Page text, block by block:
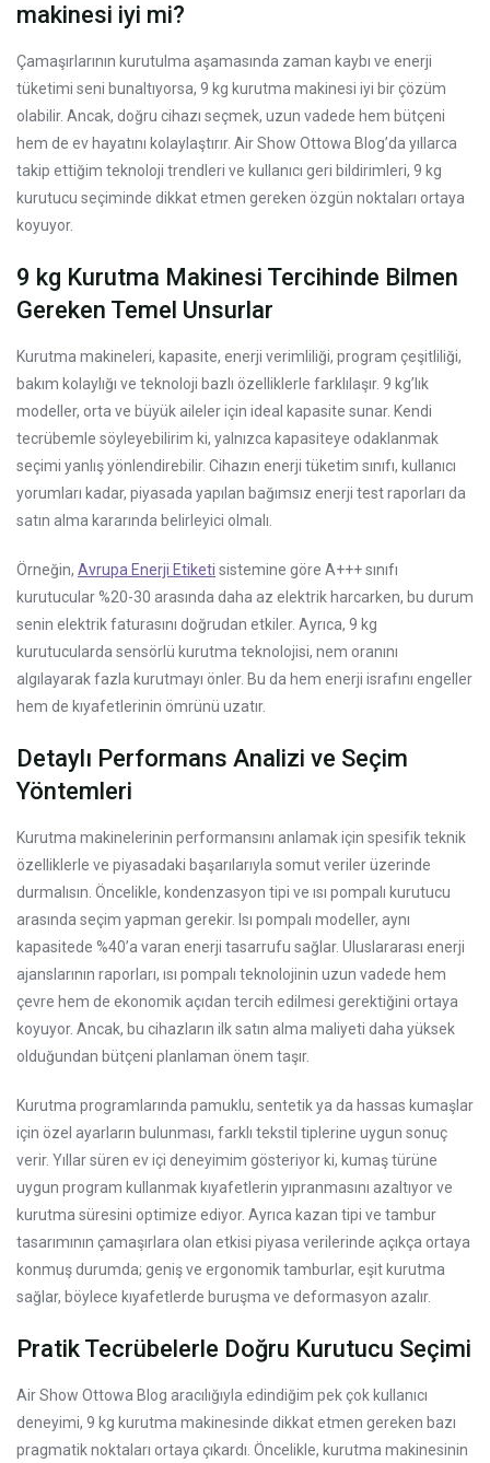
makinesi iyi mi?
Çamaşırlarının kurutulma aşamasında zaman kaybı ve enerji
tüketimi seni bunaltıyorsa, 9 kg kurutma makinesi iyi bir çözüm
olabilir. Ancak, doğru cihazı seçmek, uzun vadede hem bütçeni
hem de ev hayatını kolaylaştırır. Air Show Ottowa Blog’da yıllarca
takip ettiğim teknoloji trendleri ve kullanıcı geri bildirimleri, 9 kg
kurutucu seçiminde dikkat etmen gereken özgün noktaları ortaya
koyuyor.
9 kg Kurutma Makinesi Tercihinde Bilmen
Gereken Temel Unsurlar
Kurutma makineleri, kapasite, enerji verimliliği, program çeşitliliği,
bakım kolaylığı ve teknoloji bazlı özelliklerle farklılaşır. 9 kg’lık
modeller, orta ve büyük aileler için ideal kapasite sunar. Kendi
tecrübemle söyleyebilirim ki, yalnızca kapasiteye odaklanmak
seçimi yanlış yönlendirebilir. Cihazın enerji tüketim sınıfı, kullanıcı
yorumları kadar, piyasada yapılan bağımsız enerji test raporları da
satın alma kararında belirleyici olmalı.
Örneğin, Avrupa Enerji Etiketi sistemine göre A+++ sınıfı
kurutucular %20-30 arasında daha az elektrik harcarken, bu durum
senin elektrik faturasını doğrudan etkiler. Ayrıca, 9 kg
kurutucularda sensörlü kurutma teknolojisi, nem oranını
algılayarak fazla kurutmayı önler. Bu da hem enerji israfını engeller
hem de kıyafetlerinin ömrünü uzatır.
Detaylı Performans Analizi ve Seçim
Yöntemleri
Kurutma makinelerinin performansını anlamak için spesifik teknik
özelliklerle ve piyasadaki başarılarıyla somut veriler üzerinde
durmalısın. Öncelikle, kondenzasyon tipi ve ısı pompalı kurutucu
arasında seçim yapman gerekir. Isı pompalı modeller, aynı
kapasitede %40’a varan enerji tasarrufu sağlar. Uluslararası enerji
ajanslarının raporları, ısı pompalı teknolojinin uzun vadede hem
çevre hem de ekonomik açıdan tercih edilmesi gerektiğini ortaya
koyuyor. Ancak, bu cihazların ilk satın alma maliyeti daha yüksek
olduğundan bütçeni planlaman önem taşır.
Kurutma programlarında pamuklu, sentetik ya da hassas kumaşlar
için özel ayarların bulunması, farklı tekstil tiplerine uygun sonuç
verir. Yıllar süren ev içi deneyimim gösteriyor ki, kumaş türüne
uygun program kullanmak kıyafetlerin yıpranmasını azaltıyor ve
kurutma süresini optimize ediyor. Ayrıca kazan tipi ve tambur
tasarımının çamaşırlara olan etkisi piyasa verilerinde açıkça ortaya
konmuş durumda; geniş ve ergonomik tamburlar, eşit kurutma
sağlar, böylece kıyafetlerde buruşma ve deformasyon azalır.
Pratik Tecrübelerle Doğru Kurutucu Seçimi
Air Show Ottowa Blog aracılığıyla edindiğim pek çok kullanıcı
deneyimi, 9 kg kurutma makinesinde dikkat etmen gereken bazı
pragmatik noktaları ortaya çıkardı. Öncelikle, kurutma makinesinin